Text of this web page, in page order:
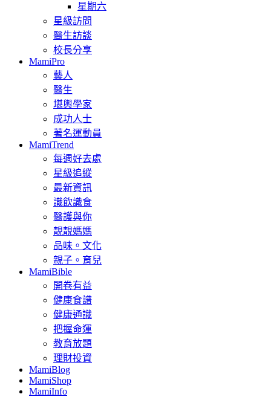
星期六
星級訪問
醫生訪談
校長分享
MamiPro
藝人
醫生
堪輿學家
成功人士
著名運動員
MamiTrend
每週好去處
星級追縱
最新資訊
識飲識食
醫護與你
靚靚媽媽
品味。文化
親子。育兒
MamiBible
開卷有益
健康食譜
健康通識
把握命運
教育放題
理財投資
MamiBlog
MamiShop
MamiInfo